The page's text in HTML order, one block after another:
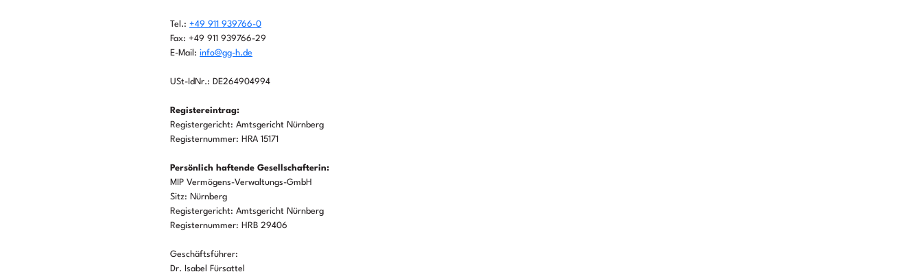
Tel.: +49 911 939766-0
Fax: +49 911 939766-29
E-Mail: info@gg-h.de
USt-IdNr.: DE264904994
Registereintrag:
Registergericht: Amtsgericht Nürnberg
Registernummer: HRA 15171
Persönlich haftende Gesellschafterin:
MIP Vermögens-Verwaltungs-GmbH
Sitz: Nürnberg
Registergericht: Amtsgericht Nürnberg
Registernummer: HRB 29406
Geschäftsführer:
Dr. Isabel Fürsattel